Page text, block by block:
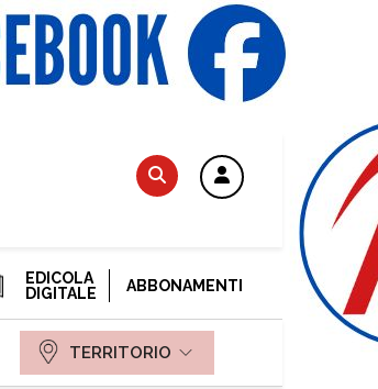
EDICOLA
DIGITALE
ABBONAMENTI
TERRITORIO